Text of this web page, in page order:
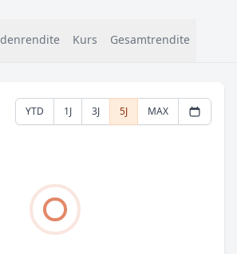
Kurs Gesamtrendite
YTD 1J 3J 5J MAX